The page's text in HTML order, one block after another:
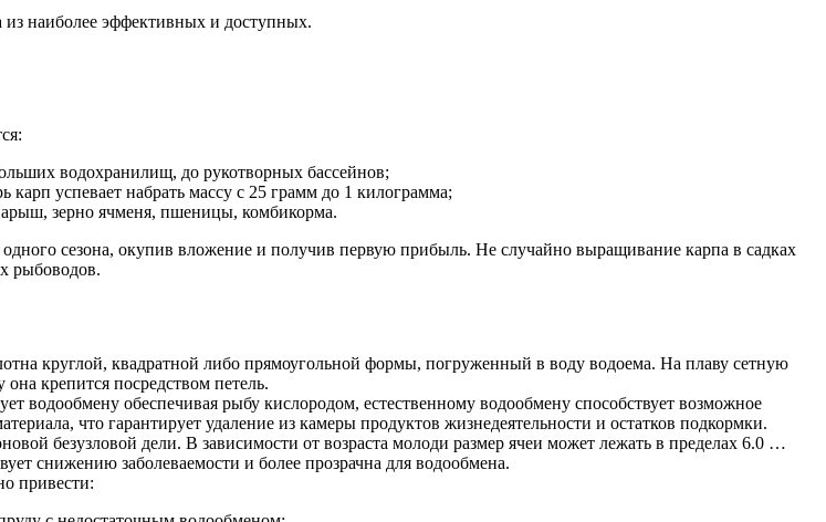
из наиболее эффективных и доступных.
водохранилищ, до рукотворных бассейнов;
успевает набрать массу с 25 грамм до 1 килограмма;
зерно ячменя, пшеницы, комбикорма.
сезона, окупив вложение и получив первую прибыль. Не случайно выращивание карпа в садках
рыбоводов.
круглой, квадратной либо прямоугольной формы, погруженный в воду водоема. На плаву сетную
крепится посредством петель.
водообмену обеспечивая рыбу кислородом, естественному водообмену способствует возможное
что гарантирует удаление из камеры продуктов жизнедеятельности и остатков подкормки.
безузловой дели. В зависимости от возраста молоди размер ячеи может лежать в пределах 6.0 …
снижению заболеваемости и более прозрачна для водообмена.
привести: